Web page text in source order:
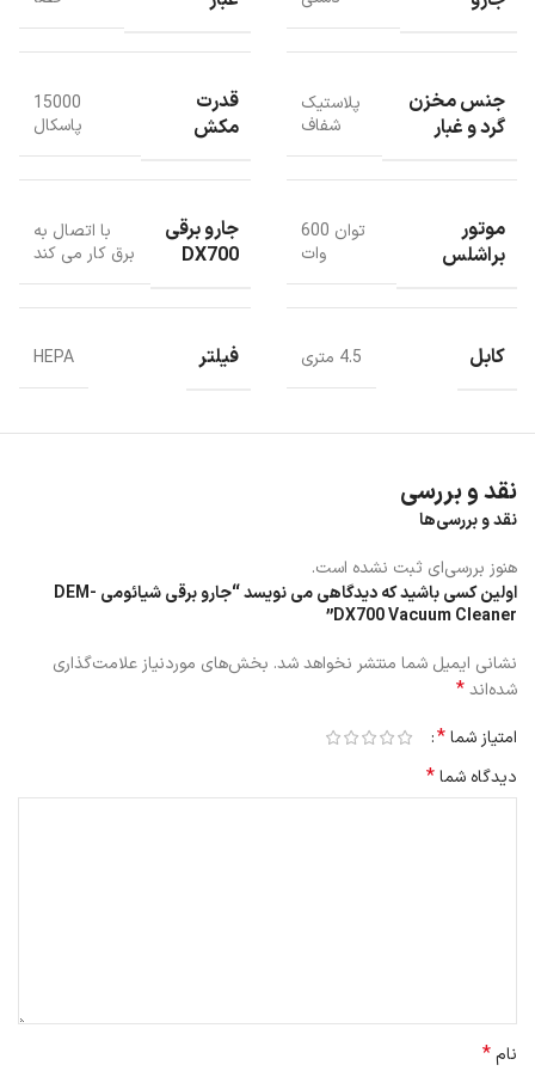
مشخصات طراحی
جارو برقی Deerma DX700
دارای طراحی دوکاره و دومنظوره است که این
جنس مخزن
گرد و غبار
پلاستیک
شفاف
قدرت
مکش
15000
پاسکال
موتور
براشلس
توان 600
وات
جارو برقی
DX700
با اتصال به
برق کار می کند
کابل 4.5 متری فیلتر HEPA
نقد و بررسی
نقد و بررسی‌ها
هنوز بررسی‌ای ثبت نشده است.
اولین کسی باشید که دیدگاهی می نویسد “جارو برقی شیائومی DEM-
DX700 Vacuum Cleaner”
نشانی ایمیل شما منتشر نخواهد شد. بخش‌های موردنیاز علامت‌گذاری
شده‌اند*
امتیاز شما*
دیدگاه شما*
نام*